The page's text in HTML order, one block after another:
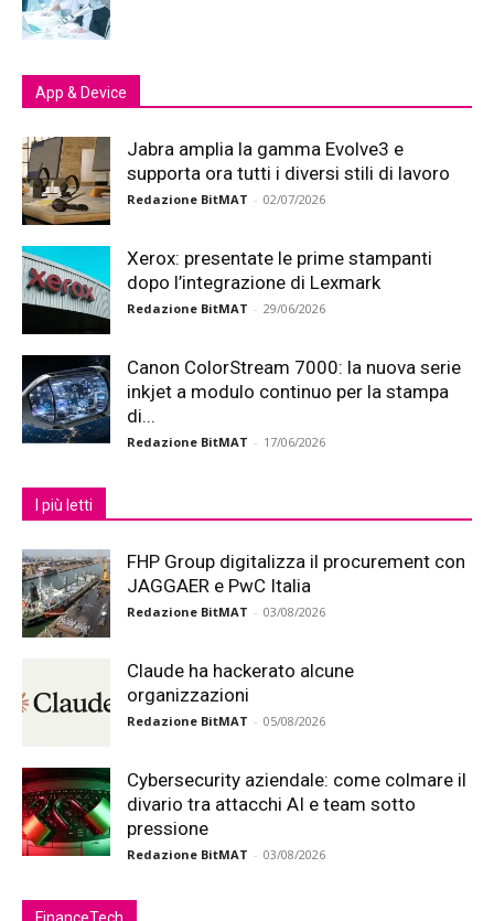
App & Device
Jabra amplia la gamma Evolve3 e
supporta ora tutti i diversi stili di lavoro
Redazione BitMAT - 02/07/2026
Xerox: presentate le prime stampanti
dopo l’integrazione di Lexmark
Redazione BitMAT - 29/06/2026
Canon ColorStream 7000: la nuova serie
inkjet a modulo continuo per la stampa
di...
Redazione BitMAT - 17/06/2026
I più letti
FHP Group digitalizza il procurement con
JAGGAER e PwC Italia
Redazione BitMAT - 03/08/2026
Claude ha hackerato alcune
organizzazioni
Redazione BitMAT - 05/08/2026
Cybersecurity aziendale: come colmare il
divario tra attacchi AI e team sotto
pressione
Redazione BitMAT - 03/08/2026